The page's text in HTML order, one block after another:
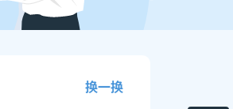
换一换